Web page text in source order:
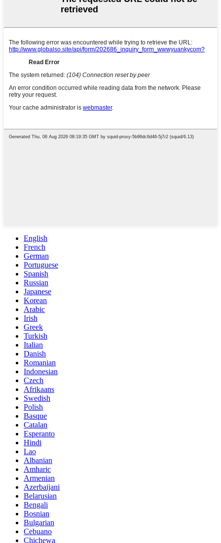
English
French
German
Portuguese
Spanish
Russian
Japanese
Korean
Arabic
Irish
Greek
Turkish
Italian
Danish
Romanian
Indonesian
Czech
Afrikaans
Swedish
Polish
Basque
Catalan
Esperanto
Hindi
Lao
Albanian
Amharic
Armenian
Azerbaijani
Belarusian
Bengali
Bosnian
Bulgarian
Cebuano
Chichewa